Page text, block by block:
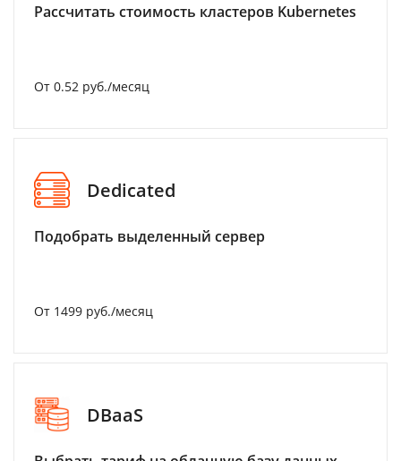
Рассчитать стоимость кластеров Kubernetes
От 0.52 руб./месяц
Dedicated
Подобрать выделенный сервер
От 1499 руб./месяц
DBaaS